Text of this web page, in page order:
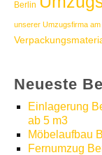
Berlin
unserer Umzugsfirma
Neueste
Einlagerung
ab 5 m3
Möbelaufbau
Fernumzug